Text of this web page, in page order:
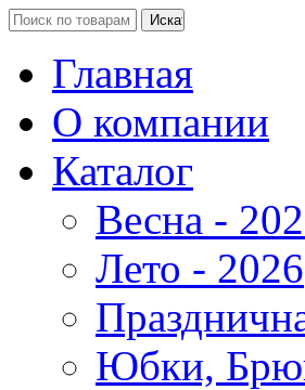
Главная
О компании
Каталог
Весна -
Лето - 2026
Юбки,